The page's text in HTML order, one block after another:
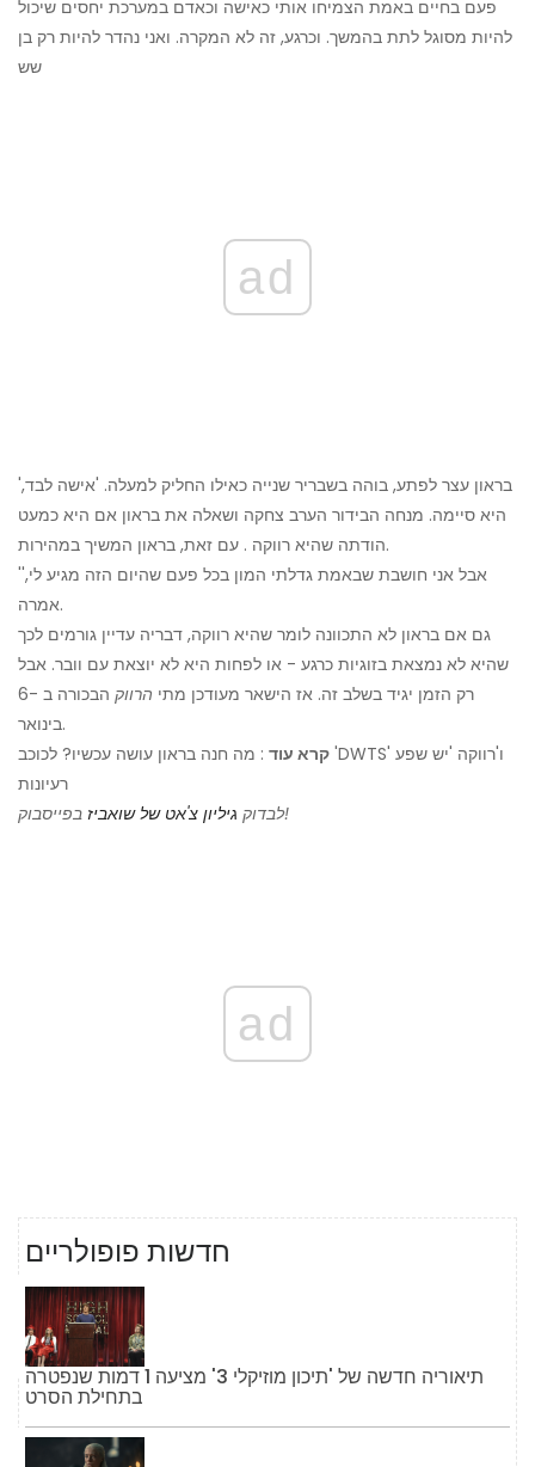
פעם בחיים באמת הצמיחו אותי כאישה וכאדם במערכת יחסים שיכול
להיות מסוגל לתת בהמשך. וכרגע, זה לא המקרה. ואני נהדר להיות רק בן
שש
ad
בראון עצר לפתע, בוהה בשבריר שנייה כאילו החליק למעלה. 'אישה לבד,'
היא סיימה. מנחה הבידור הערב צחקה ושאלה את בראון אם היא כמעט
הודתה שהיא רווקה . עם זאת, בראון המשיך במהירות.
'אבל אני חושבת שבאמת גדלתי המון בכל פעם שהיום הזה מגיע לי,'
אמרה.
גם אם בראון לא התכוונה לומר שהיא רווקה, דבריה עדיין גורמים לכך
שהיא לא נמצאת בזוגיות כרגע - או לפחות היא לא יוצאת עם וובר. אבל
רק הזמן יגיד בשלב זה. אז הישאר מעודכן מתי הרווק
הבכורה ב -6
בינואר.
קרא עוד : מה חנה בראון עושה עכשיו? לכוכב 'DWTS' ו'רווקה 'יש שפע
רעיונות
לבדוק גיליון צ'אט של שואביז בפייסבוק!
ad
חדשות פופולריים
תיאוריה חדשה של 'תיכון מוזיקלי 3' מציעה 1 דמות שנפטרה
בתחילת הסרט